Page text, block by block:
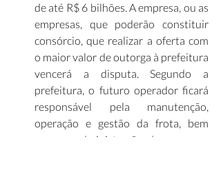
de até R$ 6 bilhões. A empresa, ou as
empresas, que poderão constituir
consórcio, que realizar a oferta com
o maior valor de outorga à prefeitura
vencerá a disputa. Segundo a
prefeitura, o futuro operador ficará
responsável pela manutenção,
operação e gestão da frota, bem
como a administração de garagens,